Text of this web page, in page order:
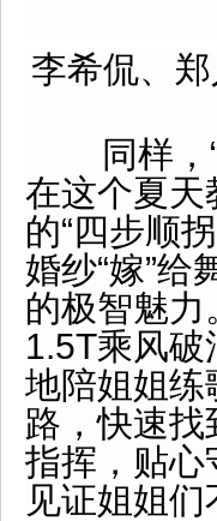
李希侃、
同样，“
在这个夏天
的“四步顺
婚纱“嫁”给
的极智魅
1.5T乘风
地陪姐姐练
路，快速
指挥，贴心
见证姐姐